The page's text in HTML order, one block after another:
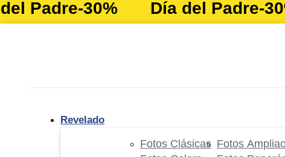
Padre-30% Día del Padre-
Revelado
Fotos Clásicas Fotos